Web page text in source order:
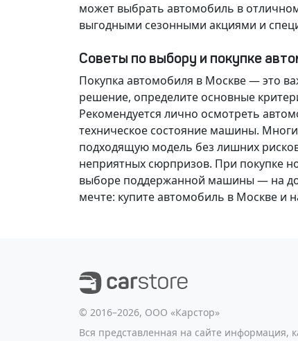
может выбрать автомобиль в
выгодными сезонными акциями и
Советы по выбору и покупке
Покупка автомобиля в Москве — это
решение, определите основные
Рекомендуется лично осмотреть
техническое состояние машины.
подходящую модель без лишних
неприятных сюрпризов. При покупке
выборе поддержанной машины — на
мечте: купите автомобиль в Москве и
©️ 2016–2026, ООО «Карстор»
Вся представленная на сайте информация,